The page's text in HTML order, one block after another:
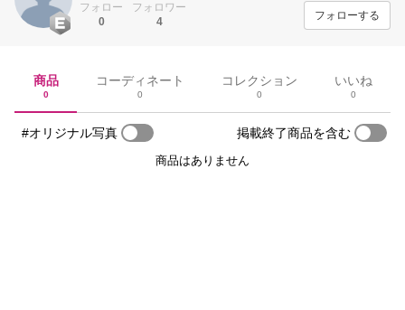
フォロー
0
フォロワー
4
フォローする
商品
0
コーディネート
0
コレクション
0
いいね
0
#オリジナル写真 掲載終了商品を含む
商品はありません